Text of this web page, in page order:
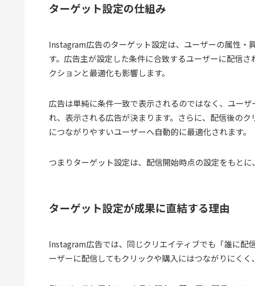
ターゲット設定の仕組み
Instagram広告のターゲット設定は、ユーザーの属性
す。広告主が設定した条件に合致するユーザーに配信
クションと最適化も影響します。
広告は単純に条件一致で表示されるのではなく、ユー
れ、表示される広告が決まります。さらに、配信後の
につながりやすいユーザーへ自動的に最適化されます。
つまりターゲット設定は、配信開始時点の設定をもと
ターゲット設定が成果に直結する理由
Instagram広告では、同じクリエイティブでも「誰に配
ーザーに配信してもクリックや購入にはつながりにく